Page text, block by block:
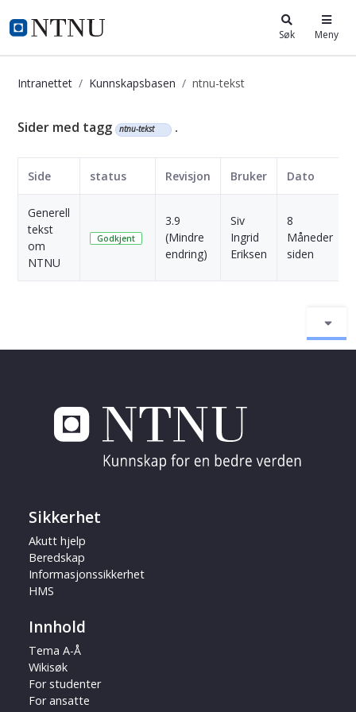
i.ntnu.no Søk Meny
Intranettet Kunnskapsbasen ntnu-tekst
Kunnskapsbasen
Sider med tagg ntnu-tekst .
Side status Revisjon Bruker Dato
Generell
tekst
om
NTNU
Godkjent
3.9
(Mindre
endring)
Siv
Ingrid
Eriksen
8
Måneder
siden
Sikkerhet
Akutt hjelp
Beredskap
Informasjonssikkerhet
HMS
Innhold
Tema A-Å
Wikisøk
For studenter
For ansatte